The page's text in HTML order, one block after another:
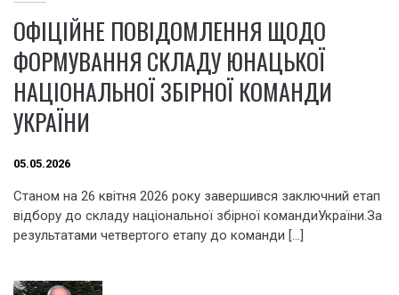
ОФІЦІЙНЕ ПОВІДОМЛЕННЯ ЩОДО
ФОРМУВАННЯ СКЛАДУ ЮНАЦЬКОЇ
НАЦІОНАЛЬНОЇ ЗБІРНОЇ КОМАНДИ
УКРАЇНИ
05.05.2026
Станом на 26 квітня 2026 року завершився заключний етап
відбору до складу національної збірної командиУкраїни.За
результатами четвертого етапу до команди […]